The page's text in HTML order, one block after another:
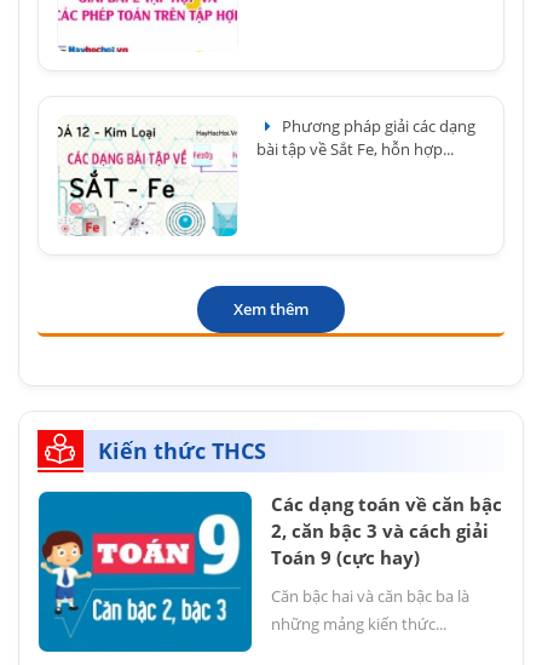
Phương pháp giải các dạng
bài tập về Sắt Fe, hỗn hợp...
Xem thêm
Kiến thức THCS
Các dạng toán về căn bậc
2, căn bậc 3 và cách giải
Toán 9 (cực hay)
Căn bậc hai và căn bậc ba là
những mảng kiến thức...